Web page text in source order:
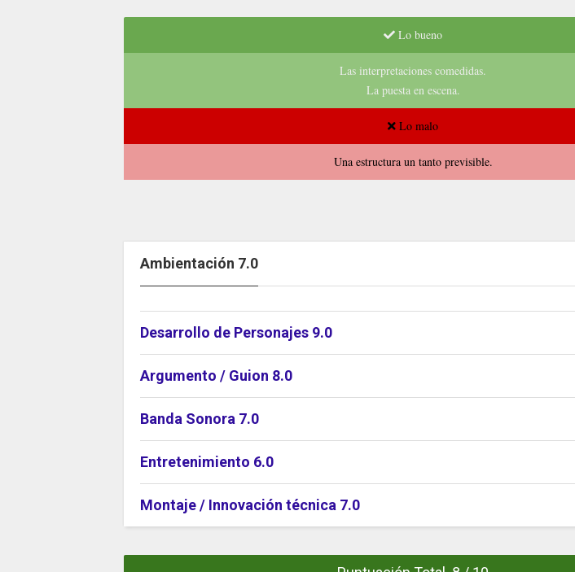
Lo bueno
Las interpretaciones comedidas.
La puesta en escena.
Lo malo
Una estructura un tanto previsible.
Ambientación 7.0
Desarrollo de Personajes 9.0
Argumento / Guion 8.0
Banda Sonora 7.0
Entretenimiento 6.0
Montaje / Innovación técnica 7.0